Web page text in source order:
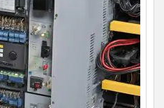
навколо нас, але бувають
час виробники
контролери, вони не
а на деяких моделях їх і